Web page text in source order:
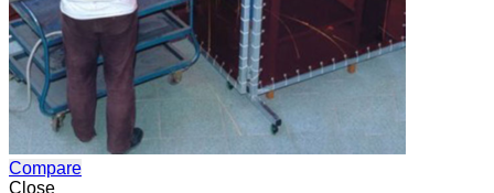
Compare
Close